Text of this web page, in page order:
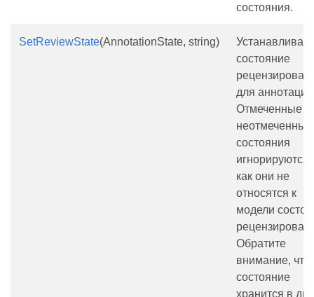
состояния.
SetReviewState(AnnotationState, string)
Устанавливает
состояние
для
Отмеченные и
неотмеченные
состояния
игнорируются,
как они не
относятся к
модели
Обратите
внимание, что
состояние
хранится в